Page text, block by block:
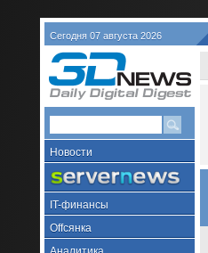
Сегодня 07 августа 2026
Новости
IT-финансы
Offсянка